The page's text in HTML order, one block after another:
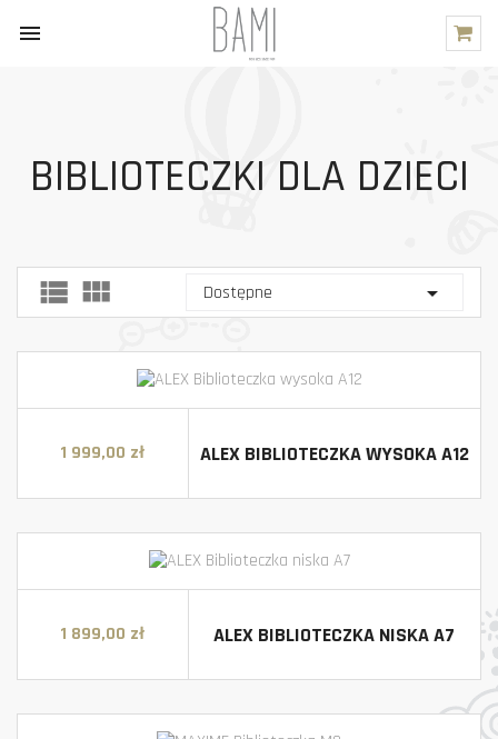

BIBLIOTECZKI DLA DZIECI
  Dostępne 
Cena
1 999,00 zł ALEX BIBLIOTECZKA WYSOKA A12
Cena
1 899,00 zł ALEX BIBLIOTECZKA NISKA A7